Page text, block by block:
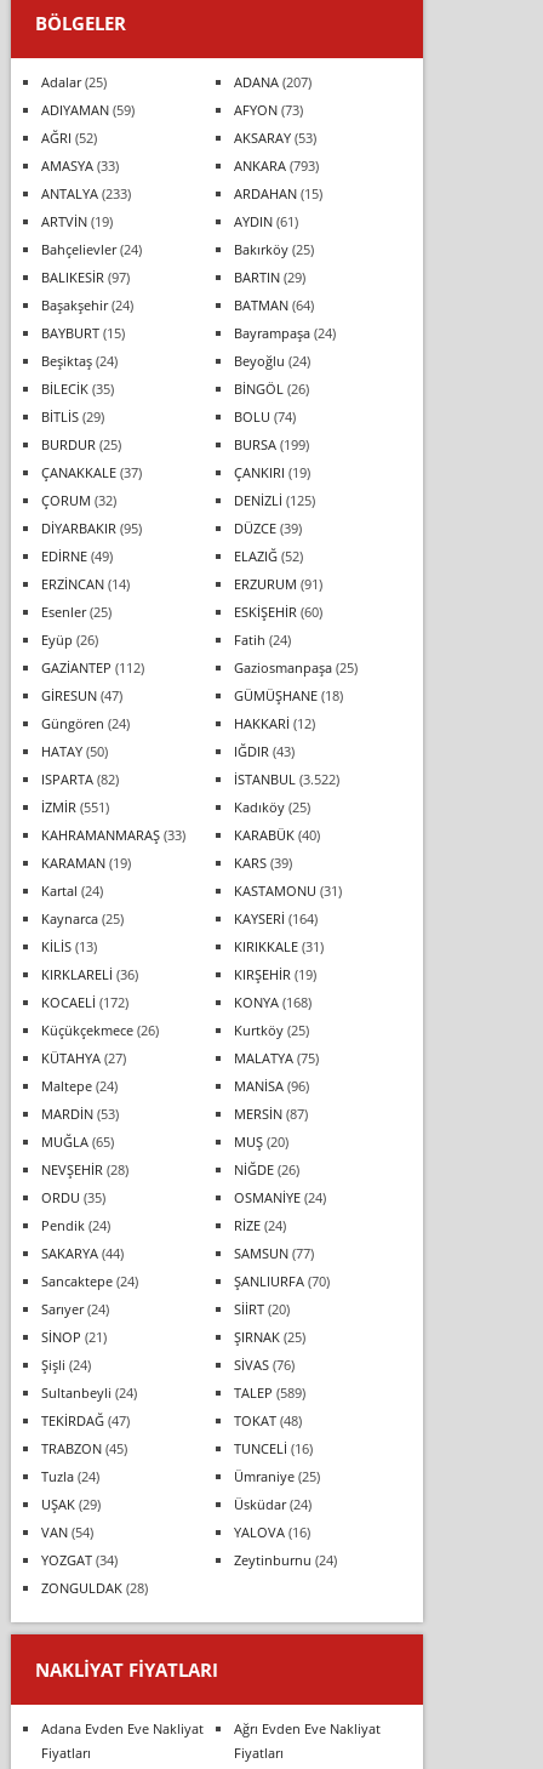
BÖLGELER
Adalar(25) ADANA(207)
ADIYAMAN(59) AFYON(73)
AĞRI (52) AKSARAY(53)
AMASYA(33) ANKARA(793)
ANTALYA(233) ARDAHAN(15)
ARTVİN(19) AYDIN(61)
Bahçelievler(24) Bakırköy(25)
BALIKESİR (97) BARTIN(29)
Başakşehir(24) BATMAN(64)
BAYBURT(15) Bayrampaşa(24)
Beşiktaş(24) Beyoğlu (24)
BİLECİK(35) BİNGÖL (26)
BİTLİS(29) BOLU (74)
BURDUR (25) BURSA(199)
ÇANAKKALE(37) ÇANKIRI (19)
ÇORUM (32) DENİZLİ (125)
DİYARBAKIR (95) DÜZCE(39)
EDİRNE(49) ELAZIĞ(52)
ERZİNCAN(14) ERZURUM (91)
Esenler(25) ESKİŞEHİR (60)
Eyüp (26) Fatih (24)
GAZİANTEP (112) Gaziosmanpaşa(25)
GİRESUN(47) GÜMÜŞHANE(18)
Güngören (24) HAKKARİ (12)
HATAY(50) IĞDIR (43)
ISPARTA(82) İSTANBUL (3.522)
İZMİR (551) Kadıköy(25)
KAHRAMANMARAŞ(33) KARABÜK(40)
KARAMAN(19) KARS(39)
Kartal (24) KASTAMONU (31)
Kaynarca(25) KAYSERİ (164)
KİLİS(13) KIRIKKALE(31)
KIRKLARELİ (36) KIRŞEHİR (19)
KOCAELİ (172) KONYA(168)
Küçükçekmece(26) Kurtköy(25)
KÜTAHYA(27) MALATYA(75)
Maltepe(24) MANİSA(96)
MARDİN(53) MERSİN(87)
MUĞLA(65) MUŞ(20)
NEVŞEHİR (28) NİĞDE(26)
ORDU (35) OSMANİYE(24)
Pendik(24) RİZE(24)
SAKARYA(44) SAMSUN(77)
Sancaktepe(24) ŞANLIURFA(70)
Sarıyer(24) SİİRT(20)
SİNOP (21) ŞIRNAK(25)
Şişli (24) SİVAS(76)
Sultanbeyli (24) TALEP (589)
TEKİRDAĞ(47) TOKAT(48)
TRABZON(45) TUNCELİ (16)
Tuzla(24) Ümraniye(25)
UŞAK(29) Üsküdar(24)
VAN(54) YALOVA(16)
YOZGAT(34) Zeytinburnu (24)
ZONGULDAK(28)
NAKLIYAT FIYATLARI
Adana Evden Eve Nakliyat
Fiyatları
Ağrı Evden Eve Nakliyat
Fiyatları